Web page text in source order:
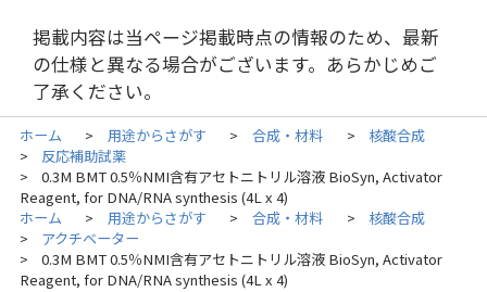
掲載内容は当ページ掲載時点の情報のため、最新
の仕様と異なる場合がございます。あらかじめご
了承ください。
ホーム > 用途からさがす > 合成・材料 > 核酸合成
> 反応補助試薬
>
0.3M BMT 0.5％NMI含有アセトニトリル溶液 BioSyn, Activator
Reagent, for DNA/RNA synthesis (4L x 4)
ホーム
> 用途からさがす > 合成・材料 > 核酸合成
> アクチベーター
>
0.3M BMT 0.5％NMI含有アセトニトリル溶液 BioSyn, Activator
Reagent, for DNA/RNA synthesis (4L x 4)